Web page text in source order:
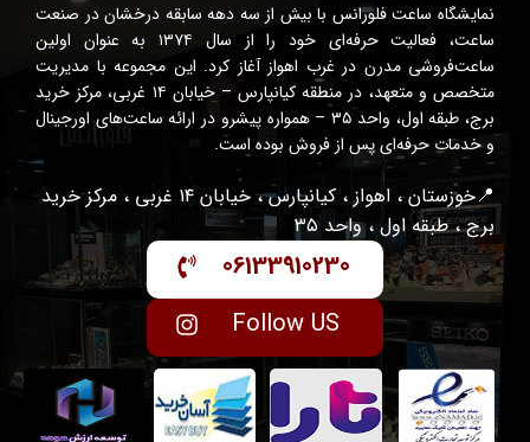
نمایشگاه ساعت فلورانس با بیش از سه دهه سابقه درخشان در صنعت
ساعت، فعالیت حرفه‌ای خود را از سال ۱۳۷۴ به عنوان اولین
ساعت‌فروشی مدرن در غرب اهواز آغاز کرد. این مجموعه با مدیریت
متخصص و متعهد، در منطقه کیانپارس – خیابان ۱۴ غربی، مرکز خرید
برج، طبقه اول، واحد ۳۵ – همواره پیشرو در ارائه ساعت‌های اورجینال
و خدمات حرفه‌ای پس از فروش بوده است.
📍خوزستان ، اهواز ، کیانپارس ، خیابان ۱۴ غربی ، مرکز خرید
برج ، طبقه اول ، واحد ۳۵
06133910230
Follow US